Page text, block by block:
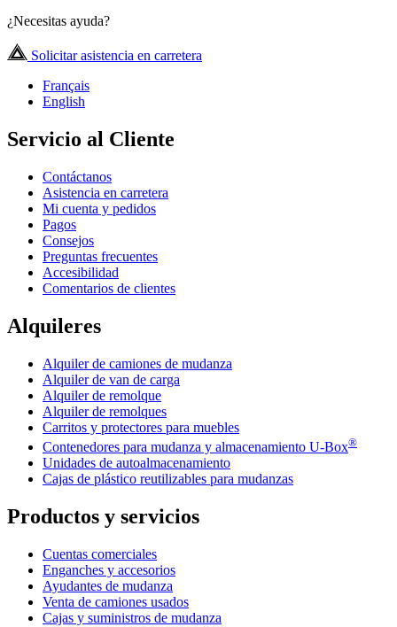
¿Necesitas ayuda?
Solicitar asistencia en carretera
Français
English
Servicio al Cliente
Contáctanos
Asistencia en carretera
Mi cuenta y pedidos
Pagos
Consejos
Preguntas frecuentes
Accesibilidad
Comentarios de clientes
Alquileres
Alquiler de camiones de mudanza
Alquiler de van de carga
Alquiler de remolque
Alquiler de remolques
Carritos y protectores para muebles
Contenedores para mudanza y almacenamiento U-Box®
Unidades de autoalmacenamiento
Cajas de plástico reutilizables para mudanzas
Productos y servicios
Cuentas comerciales
Enganches y accesorios
Ayudantes de mudanza
Venta de camiones usados
Cajas y suministros de mudanza